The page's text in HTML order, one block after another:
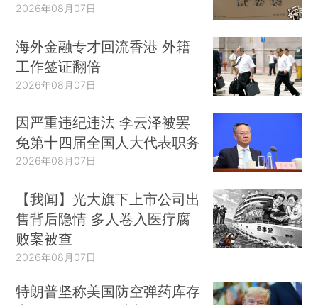
2026年08月07日
海外金融专才回流香港 外籍
工作签证翻倍
2026年08月07日
因严重违纪违法 李云泽被罢
免第十四届全国人大代表职务
2026年08月07日
【我闻】光大旗下上市公司出
售背后隐情 多人卷入医疗腐
败案被查
2026年08月07日
特朗普坚称美国防空弹药库存